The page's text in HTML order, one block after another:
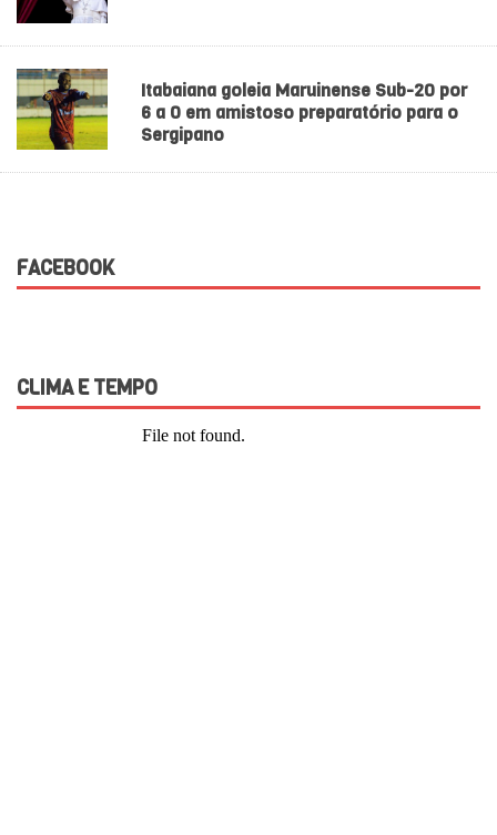
Itabaiana goleia Maruinense Sub-20 por
6 a 0 em amistoso preparatório para o
Sergipano
FACEBOOK
CLIMA E TEMPO